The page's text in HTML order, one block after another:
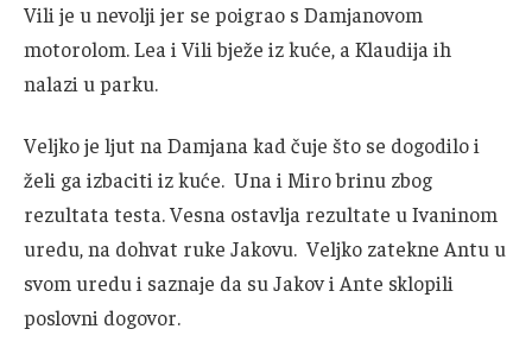
Vili je u nevolji jer se poigrao s Damjanovom
motorolom. Lea i Vili bježe iz kuće, a Klaudija ih
nalazi u parku.
Veljko je ljut na Damjana kad čuje što se dogodilo i
želi ga izbaciti iz kuće. Una i Miro brinu zbog
rezultata testa. Vesna ostavlja rezultate u Ivaninom
uredu, na dohvat ruke Jakovu. Veljko zatekne Antu u
svom uredu i saznaje da su Jakov i Ante sklopili
poslovni dogovor.